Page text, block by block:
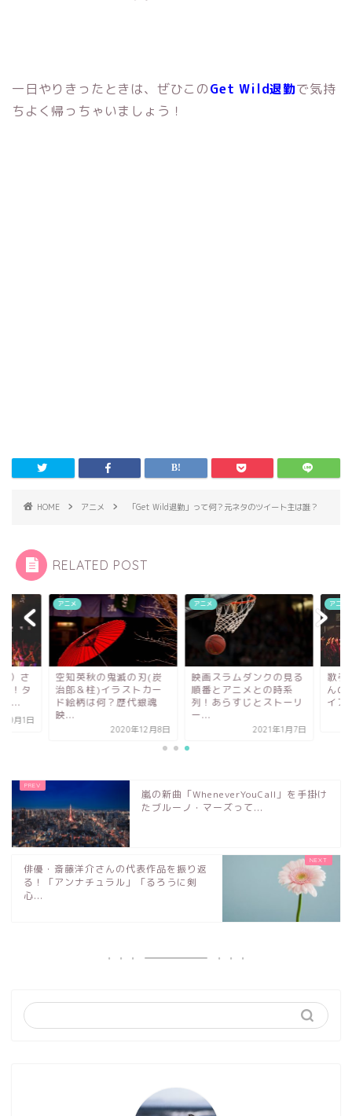
一日やりきったときは、ぜひこのGet Wild退勤で気持
ちよく帰っちゃいましょう！
HOME アニメ 「Get Wild退勤」って何？元ネタのツイート主は誰？
RELATED POST
英秋の鬼滅の刃(炭
＆柱)イラストカー
柄は何？歴代銀魂
アニメ
映画スラムダンクの見る
順番とアニメとの時系
列！あらすじとストーリ
歌手ELISA（エリサ
んのアニソンまとめ
イアップしたアニメ
嵐の新曲「WheneverYouCall」を手掛け
たブルーノ・マーズって...
俳優・斎藤洋介さんの代表作品を振り返
る！「アンナチュラル」「るろうに剣
心...